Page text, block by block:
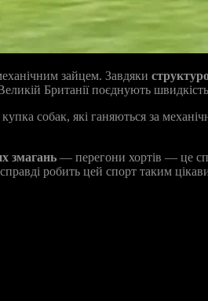
зайцем. Завдяки
Британії поєднують
собак, які ганяються за
змагань — перегони хортів — це
робить цей спорт таким